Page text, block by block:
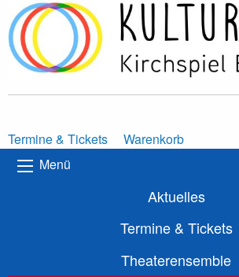
Termine & Tickets
Warenkorb
Menü
Aktuelles
Termine & Tickets
Theaterensemble